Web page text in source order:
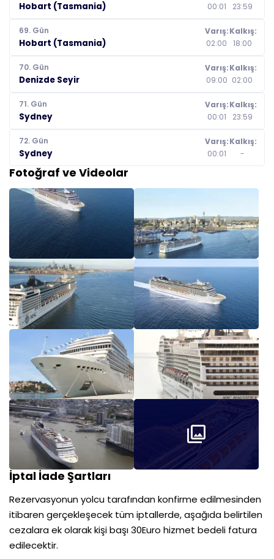
Hobart (Tasmania)
00:01
23:59
69. Gün
Hobart (Tasmania)
Varış:
02:00
Kalkış:
18:00
70. Gün
Denizde Seyir
Varış:
09:00
Kalkış:
02:00
71. Gün
Sydney
Varış:
00:01
Kalkış:
23:59
72. Gün
Sydney
Varış:
00:01
Kalkış:
-
Fotoğraf ve Videolar
İptal İade Şartları
Rezervasyonun yolcu tarafından konfirme edilmesinden
itibaren gerçekleşecek tüm iptallerde, aşağıda belirtilen
cezalara ek olarak kişi başı 30Euro hizmet bedeli fatura
edilecektir.